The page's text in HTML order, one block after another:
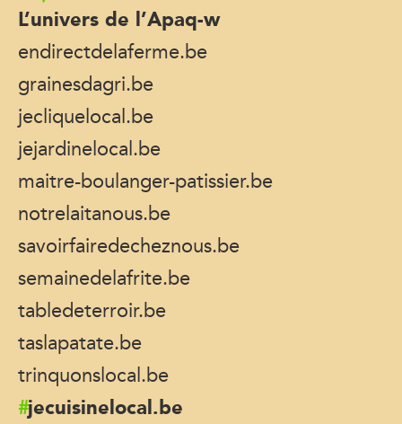
L’univers de l’Apaq-w
endirectdelaferme.be
grainesdagri.be
jecliquelocal.be
jejardinelocal.be
maitre-boulanger-patissier.be
notrelaitanous.be
savoirfairedecheznous.be
semainedelafrite.be
tabledeterroir.be
taslapatate.be
trinquonslocal.be
jecuisinelocal.be